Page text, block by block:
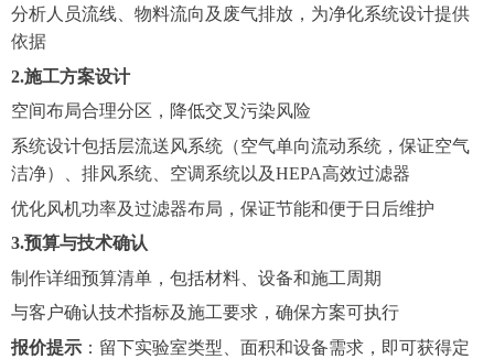
分析人员流线、物料流向及废气排放，为净化系统设计提供
依据
2.施工方案设计
空间布局合理分区，降低交叉污染风险
系统设计包括层流送风系统（空气单向流动系统，保证空气
洁净）、排风系统、空调系统以及HEPA高效过滤器
优化风机功率及过滤器布局，保证节能和便于日后维护
3.预算与技术确认
制作详细预算清单，包括材料、设备和施工周期
与客户确认技术指标及施工要求，确保方案可执行
报价提示 ：留下实验室类型、面积和设备需求，即可获得定